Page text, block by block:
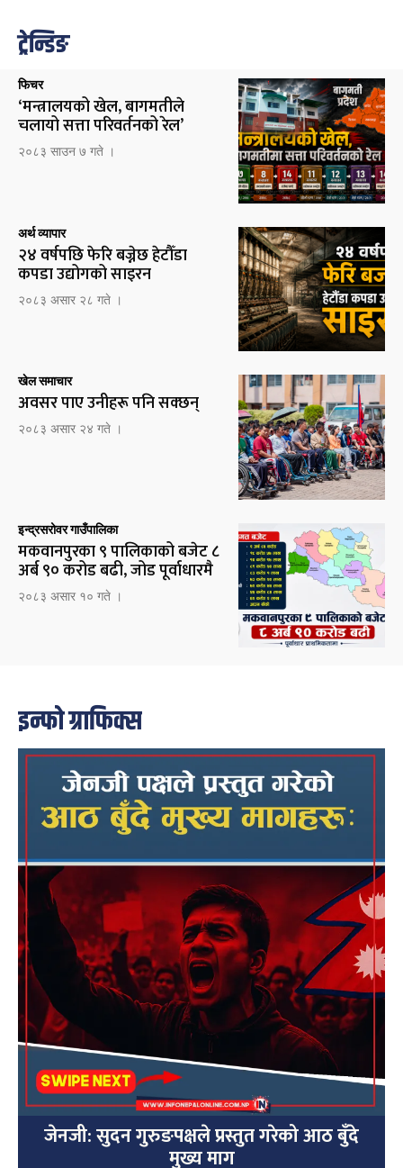
ट्रेन्डिङ
फिचर
‘मन्त्रालयको खेल, बागमतीले
चलायो सत्ता परिवर्तनको रेल’
२०८३ साउन ७ गते ।
अर्थ व्यापार
२४ वर्षपछि फेरि बज्नेछ हेटौँडा
कपडा उद्योगको साइरन
२०८३ असार २८ गते ।
खेल समाचार
अवसर पाए उनीहरू पनि सक्छन्
२०८३ असार २४ गते ।
इन्द्रसरोवर गाउँपालिका
मकवानपुरका ९ पालिकाको बजेट ८
अर्ब ९० करोड बढी, जोड पूर्वाधारमै
२०८३ असार १० गते ।
इन्फो ग्राफिक्स
जेनजी: सुदन गुरुङपक्षले प्रस्तुत गरेको आठ बुँदे
मुख्य माग